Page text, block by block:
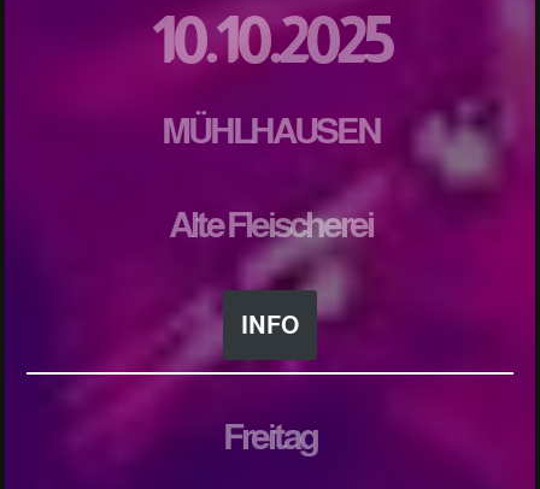
10.10.2025
MÜHLHAUSEN
Alte Fleischerei
INFO
Freitag